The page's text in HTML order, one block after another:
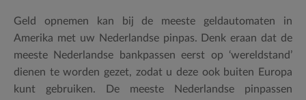
Geld opnemen kan bij de meeste geldautomaten in
Amerika met uw Nederlandse pinpas. Denk eraan dat de
meeste Nederlandse bankpassen eerst op ‘wereldstand’
dienen te worden gezet, zodat u deze ook buiten Europa
kunt gebruiken. De meeste Nederlandse pinpassen